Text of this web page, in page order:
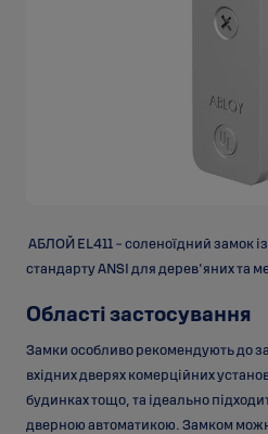
АБЛОЙ EL411 - соленоїдний замок
стандарту ANSI для дерев'яних та
Області застосування
Замки особливо рекомендують до
вхідних дверях комерційних
будинках тощо, та ідеально
дверною автоматикою. Замком